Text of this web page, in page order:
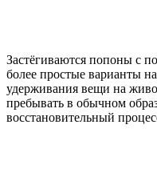
Застёгиваются попоны с
более простые варианты
удерживания вещи на
пребывать в обычном
восстановительный